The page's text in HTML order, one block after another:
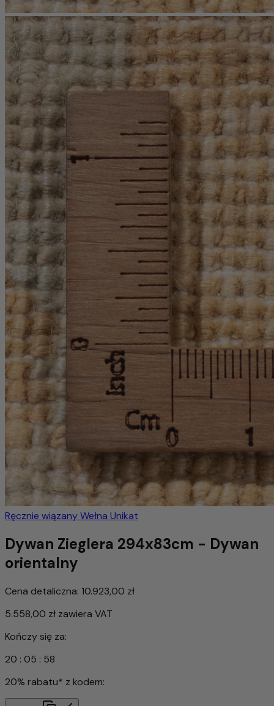
Ręcznie wiązanyWełna Unikat
Dywan Zieglera 294x83cm - Dywan
orientalny
Cena detaliczna: 10.923,00 zł
5.558,00 zł zawiera VAT
Kończy się za:
20 : 05 : 55
20% rabatu* z kodem: